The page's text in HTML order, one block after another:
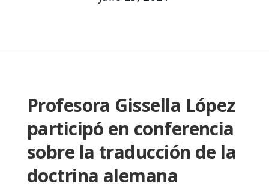
Profesora Gissella López
participó en conferencia
sobre la traducción de la
doctrina alemana